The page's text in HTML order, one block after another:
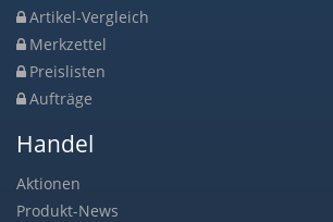
Artikel-Vergleich
Merkzettel
Preislisten
Aufträge
Handel
Aktionen
Produkt-News